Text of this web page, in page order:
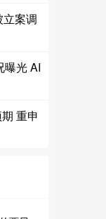
案调
曝光 AI
重申